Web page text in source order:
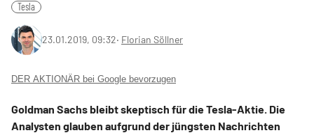
Tesla
23.01.2019, 09:32‧ Florian Söllner
DER AKTIONÄR bei Google bevorzugen
Goldman Sachs bleibt skeptisch für die Tesla-Aktie. Die
Analysten glauben aufgrund der jüngsten Nachrichten